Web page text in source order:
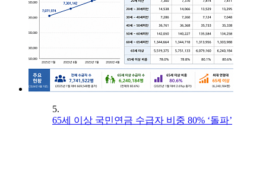
5.
65세 이상 국민연금 수급자 비중 80% ‘돌파’